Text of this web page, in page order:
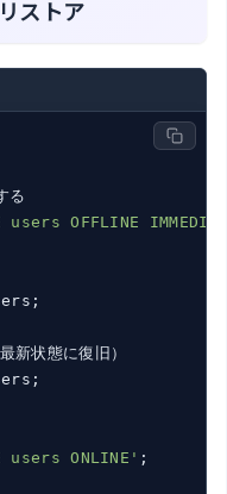
ストア
る
users OFFLINE
状態に復旧）
users ONLINE' ;